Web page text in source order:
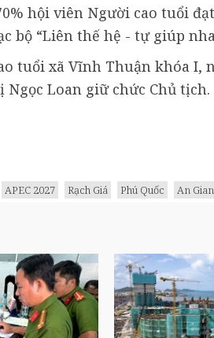
hội viên Người cao tuổi
bộ “Liên thế hệ - tự giúp
tuổi xã Vĩnh Thuận khóa I,
Loan giữ chức Chủ tịch.
APEC 2027 Rạch Giá Phú Quốc An